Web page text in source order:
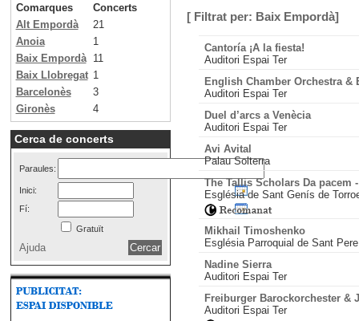
Comarques
Concerts
Alt Empordà
21
Anoia
1
Baix Empordà
11
Baix Llobregat 1
Barcelonès
3
Gironès
4
Cerca de concerts
Paraules:
Inici:
Fí:
Gratuït
Ajuda
[ Filtrat per: Baix Empordà]
Cantoría ¡A la fiesta!
Auditori Espai Ter
English Chamber Orchestra &
Auditori Espai Ter
Duel d’arcs a Venècia
Auditori Espai Ter
Avi Avital
Palau Solterra
The Tallis Scholars Da pacem
Església de Sant Genís de
Mikhail Timoshenko
Església Parroquial de Sant
Nadine Sierra
Auditori Espai Ter
Freiburger Barockorchester &
Auditori Espai Ter